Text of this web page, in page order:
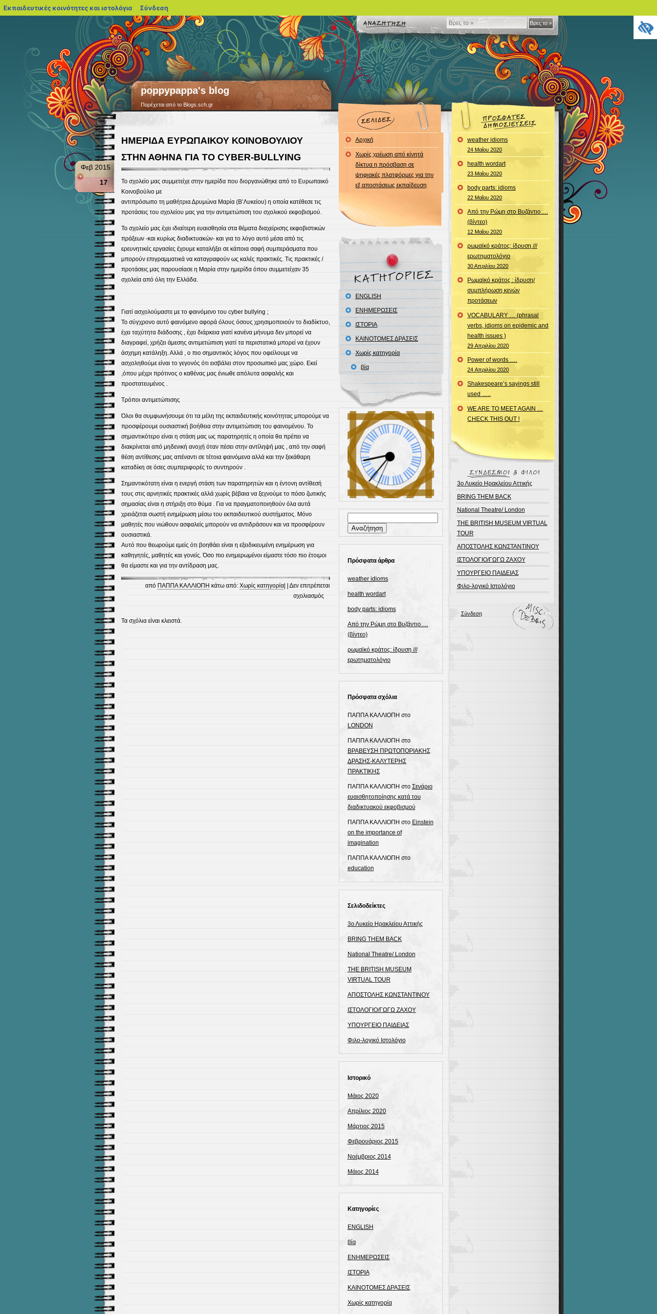
Βρες
το
»
Βρες το »
poppypappa's blog
Παρέχεται από το Blogs.sch.gr
ΗΜΕΡΙΔΑ ΕΥΡΩΠΑΙΚΟΥ ΚΟΙΝΟΒΟΥΛΙΟΥ
ΣΤΗΝ ΑΘΗΝΑ ΓΙΑ ΤΟ CYBER-BULLYING
Φεβ 2015
17
Το σχολείο μας συμμετείχε στην ημερίδα που διοργανώθηκε από το Ευρωπαικό
Κοινοβούλιο με
αντιπρόσωπο τη μαθήτρια Δρυμώνα Μαρία (Β’Λυκείου) η οποία κατέθεσε τις
προτάσεις του σχολείου μας για την αντιμετώπιση του σχολικού εκφοβισμού.
Το σχολείο μας έχει ιδιαίτερη ευαισθησία στα θέματα διαχείρισης εκφοβιστικών
πράξεων -και κυρίως διαδικτυακών- και για το λόγο αυτό μέσα από τις
ερευνητικές εργασίες έχουμε καταλήξει σε κάποια σαφή συμπεράσματα που
μπορούν επιγραμματικά να καταγραφούν ως καλές πρακτικές. Τις πρακτικές /
προτάσεις μας παρουσίασε η Μαρία στην ημερίδα όπου συμμετείχαν 35
σχολεία από όλη την Ελλάδα.
Γιατί ασχολούμαστε με το φαινόμενο του cyber bullying ;
Το σύγχρονο αυτό φαινόμενο αφορά όλους όσους χρησιμοποιούν το διαδίκτυο,
έχει ταχύτητα διάδοσης , έχει διάρκεια γιατί κανένα μήνυμα δεν μπορεί να
διαγραφεί, χρήζει άμεσης αντιμετώπιση γιατί τα περιστατικά μπορεί να έχουν
άσχημη κατάληξη. Αλλά , ο πιο σημαντικός λόγος που οφείλουμε να
ασχοληθούμε είναι το γεγονός ότι εισβάλει στον προσωπικό μας χώρο. Εκεί
,όπου μέχρι πρότινος ο καθένας μας ένιωθε απόλυτα ασφαλής και
προστατευμένος .
Τρόποι αντιμετώπισης
Όλοι θα συμφωνήσουμε ότι τα μέλη της εκπαιδευτικής κοινότητας μπορούμε να
προσφέρουμε ουσιαστική βοήθεια στην αντιμετώπιση του φαινομένου. Το
σημαντικότερο είναι η στάση μας ως παρατηρητές η οποία θα πρέπει να
διακρίνεται από μηδενική ανοχή όταν πέσει στην αντίληψή μας , από την σαφή
θέση αντίθεσης μας απέναντι σε τέτοια φαινόμενα αλλά και την ξεκάθαρη
καταδίκη σε όσες συμπεριφορές το συντηρούν .
Σημαντικότατη είναι η ενεργή στάση των παρατηρητών και η έντονη αντίθεσή
τους στις αρνητικές πρακτικές αλλά χωρίς βέβαια να ξεχνούμε το πόσο ζωτικής
σημασίας είναι η στήριξη στο θύμα . Για να πραγματοποιηθούν όλα αυτά
χρειάζεται σωστή ενημέρωση μέσω του εκπαιδευτικού συστήματος. Μόνο
μαθητές που νιώθουν ασφαλείς μπορούν να αντιδράσουν και να προσφέρουν
ουσιαστικά.
Αυτό που θεωρούμε εμείς ότι βοηθάει είναι η εξειδικευμένη ενημέρωση για
καθηγητές, μαθητές και γονείς. Όσο πιο ενημερωμένοι είμαστε τόσο πιο έτοιμοι
θα είμαστε και για την αντίδραση μας.
από ΠΑΠΠΑ ΚΑΛΛΙΟΠΗ κάτω από: Χωρίς κατηγορία| | Δεν επιτρέπεται
σχολιασμόςστο
ΗΜΕΡΙΔΑ
ΚΟΙΝΟΒΟΥΛΙΟΥ
Τα σχόλια είναι κλειστά.
Αρχική
Χωρίς χρέωση από κίνητά
δίκτυα η πρόσβαση σε
ψηφιακές πλατφόρμες για την
εξ αποστάσεως εκπαίδευση
ENGLISH
ΕΝΗΜΕΡΩΣΕΙΣ
ΙΣΤΟΡΙΑ
ΚΑΙΝΟΤΟΜΕΣ ΔΡΑΣΕΙΣ
Χωρίς κατηγορία
βία
για:
Πρόσφατα άρθρα
weather idioms
health wordart
body parts: idioms
Από την Ρώμη στο Βυζάντιο….
(βίντεο)
ρωμαϊκό κράτος: ίδρυση ///
ερωτηματολόγιο
Πρόσφατα σχόλια
ΠΑΠΠΑ ΚΑΛΛΙΟΠΗ στο
LONDON
ΠΑΠΠΑ ΚΑΛΛΙΟΠΗ στο
ΒΡΑΒΕΥΣΗ ΠΡΩΤΟΠΟΡΙΑΚΗΣ
ΔΡΑΣΗΣ-ΚΑΛΥΤΕΡΗΣ
ΠΡΑΚΤΙΚΗΣ
ΠΑΠΠΑ ΚΑΛΛΙΟΠΗ στο Σενάριο
ευαισθητοποίησης κατά του
διαδικτυακού εκφοβισμού
ΠΑΠΠΑ ΚΑΛΛΙΟΠΗ στο Einstein
on the importance of
imagination
ΠΑΠΠΑ ΚΑΛΛΙΟΠΗ στο
education
Σελιδοδείκτες
3ο Λυκείο Ηρακλείου Αττικής
BRING THEM BACK
National Theatre/ London
THE BRITISH MUSEUM
VIRTUAL TOUR
ΑΠΟΣΤΟΛΗΣ ΚΩΝΣΤΑΝΤΙΝΟΥ
ΙΣΤΟΛΟΓΙΟ/ΓΩΓΩ ΖΑΧΟΥ
ΥΠΟΥΡΓΕΙΟ ΠΑΙΔΕΙΑΣ
Φιλο-λογικό Ιστολόγιο
Ιστορικό
Μάιος 2020
Απρίλιος 2020
Μάρτιος 2015
Φεβρουάριος 2015
Νοέμβριος 2014
Μάιος 2014
Kατηγορίες
ENGLISH
βία
ΕΝΗΜΕΡΩΣΕΙΣ
ΙΣΤΟΡΙΑ
ΚΑΙΝΟΤΟΜΕΣ ΔΡΑΣΕΙΣ
Χωρίς κατηγορία
weather idioms
24 Μαΐου 2020
health wordart
23 Μαΐου 2020
body parts: idioms
22 Μαΐου 2020
Από την Ρώμη στο Βυζάντιο….
(βίντεο)
12 Μαΐου 2020
ρωμαϊκό κράτος: ίδρυση ///
ερωτηματολόγιο
30 Απριλίου 2020
Ρωμαϊκό κράτος : ίδρυση/
συμπλήρωση κενών
προτάσεων
VOCABULARY … (phrasal
verbs, idioms on epidemic and
health issues )
29 Απριλίου 2020
Power of words ….
24 Απριλίου 2020
Shakespeare’s sayings still
used …..
WE ARE TO MEET AGAIN …
CHECK THIS OUT !
3ο Λυκείο Ηρακλείου Αττικής
BRING THEM BACK
National Theatre/ London
THE BRITISH MUSEUM VIRTUAL
TOUR
ΑΠΟΣΤΟΛΗΣ ΚΩΝΣΤΑΝΤΙΝΟΥ
ΙΣΤΟΛΟΓΙΟ/ΓΩΓΩ ΖΑΧΟΥ
ΥΠΟΥΡΓΕΙΟ ΠΑΙΔΕΙΑΣ
Φιλο-λογικό Ιστολόγιο
Σύνδεση
Εκπαιδευτικές κοινότητες και ιστολόγια blogs.sch.gr
Σύνδεση